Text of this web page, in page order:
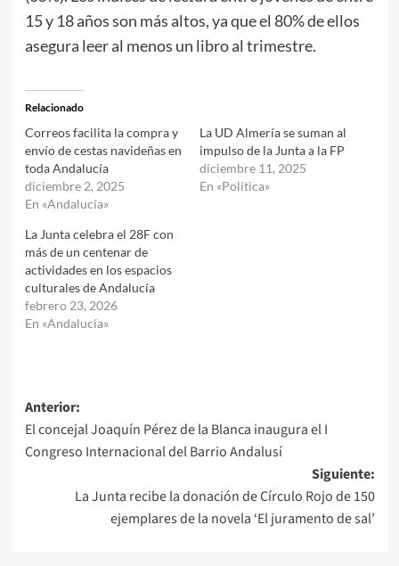
15 y 18 años son más altos, ya que el 80% de ellos
asegura leer al menos un libro al trimestre.
Relacionado
Correos facilita la compra y
envío de cestas navideñas en
toda Andalucía
diciembre 2, 2025
En «Andalucía»
La UD Almería se suman al
impulso de la Junta a la FP
diciembre 11, 2025
En «Política»
La Junta celebra el 28F con
más de un centenar de
actividades en los espacios
culturales de Andalucía
febrero 23, 2026
En «Andalucía»
Navegación
de
entradas
Anterior:
El concejal Joaquín Pérez de la Blanca inaugura el I
Congreso Internacional del Barrio Andalusí
Siguiente:
La Junta recibe la donación de Círculo Rojo de 150
ejemplares de la novela ‘El juramento de sal’